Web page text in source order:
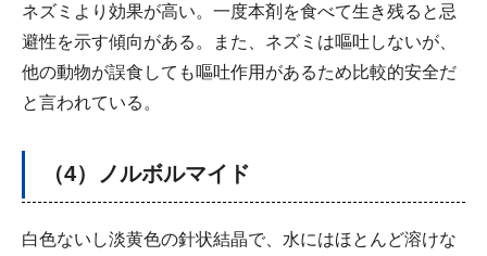
ネズミより効果が高い。一度本剤を食べて生き残ると忌
避性を示す傾向がある。また、ネズミは嘔吐しないが、
他の動物が誤食しても嘔吐作用があるため比較的安全だ
と言われている。
（4）ノルボルマイド
白色ないし淡黄色の針状結晶で、水にはほとんど溶けな